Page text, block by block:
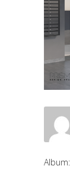
Album: